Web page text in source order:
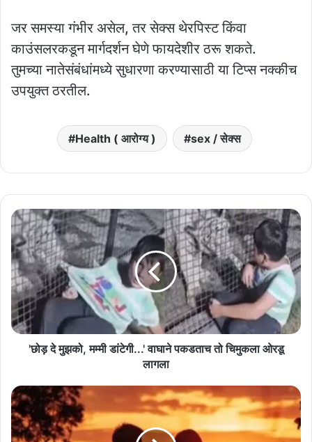
जर समस्या गंभीर असेल, तर सेक्स थेरपिस्ट किंवा
काउंसलरकडून मार्गदर्शन घेणे फायदेशीर ठरू शकते.
तुमच्या नातेसंबंधांमध्ये सुधारणा करण्यासाठी या टिप्स नक्कीच
उपयुक्त ठरतील.
Health ( आरोग्य ) sex / सेक्स
'छोड़
दे
मुझको,
मम्‍मी
डांटेगी...'
वाघाने
पकडताच
तो
चिमुकला
'छोड़ दे मुझको, मम्‍मी डांटेगी...' वाघाने पकडताच तो चिमुकला ओरडू
लागला
प्रेयसीसोबत
संभाेग
करताना
आवश्यक